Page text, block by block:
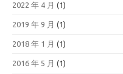
2022 年 4 月 (1)
2019 年 9 月 (1)
2018 年 1 月 (1)
2016 年 5 月 (1)